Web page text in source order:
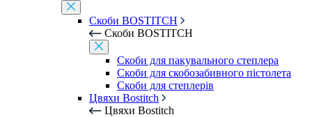
Скоби BOSTITCH
Скоби BOSTITCH
Скоби для пакувального степлера
Скоби для скобозабивного пістолета
Скоби для степлерів
Цвяхи Bostitch
Цвяхи Bostitch